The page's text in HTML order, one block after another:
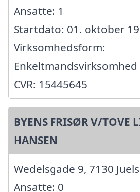
Ansatte: 1
Startdato: 01. oktober
Virksomhedsform:
Enkeltmandsvirksomhed
CVR: 15445645
BYENS FRISØR V/TOVE
HANSEN
Wedelsgade 9, 7130
Ansatte: 0